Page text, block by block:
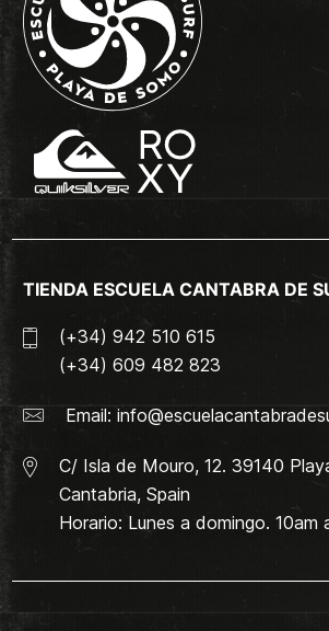
TIENDA ESCUELA CANTABRA DE
(+34) 942 510 615
(+34) 609 482 823
Email:
C/ Isla de Mouro, 12. 39140
Cantabria, Spain
Horario: Lunes a domingo. 10am